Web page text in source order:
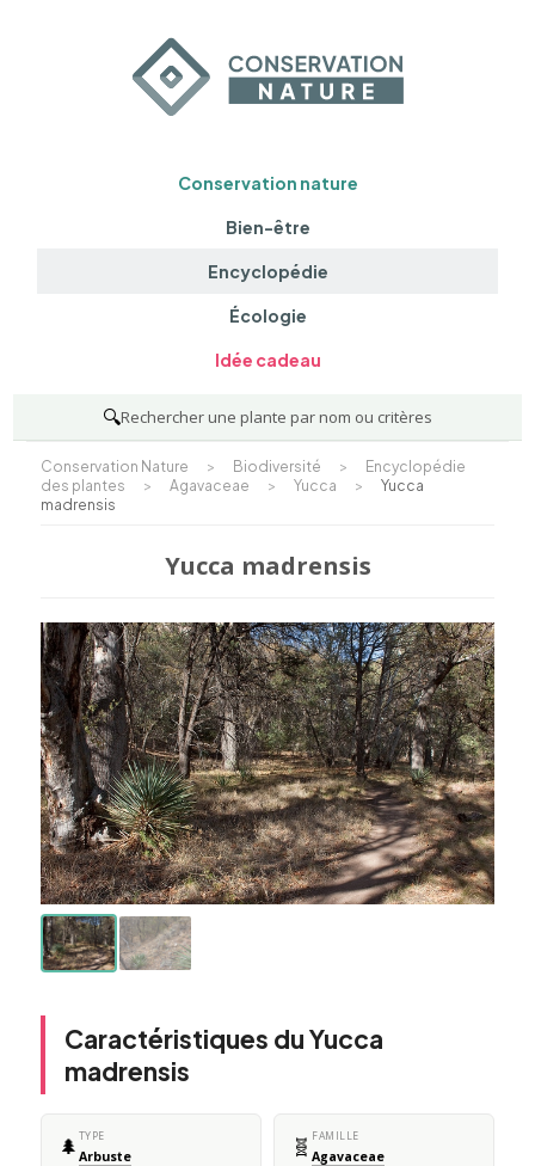
Conservation nature
Bien-être
Encyclopédie
Écologie
Idée cadeau
🔍Rechercher une plante par nom ou critères
Conservation Nature > Biodiversité >
Encyclopédie
des plantes
> Agavaceae > Yucca >
Yucca
madrensis
Yucca madrensis
Caractéristiques du Yucca
madrensis
🌲 TYPE
Arbuste 🧬 FAMILLE
Agavaceae